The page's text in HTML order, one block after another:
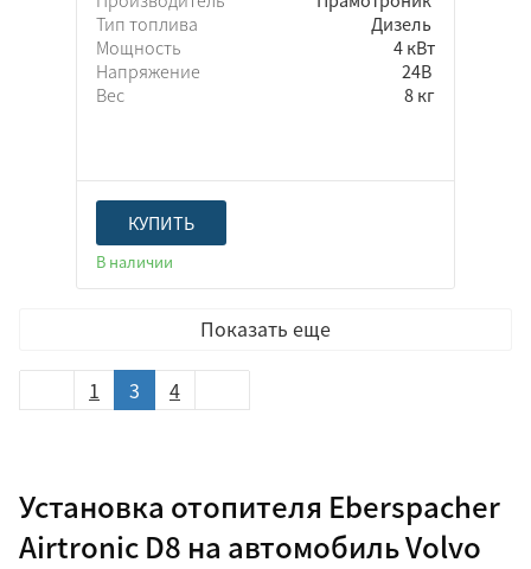
Тип топлива
Дизель
Мощность
4 кВт
Напряжение
24В
Вес
8 кг
КУПИТЬ
В наличии
Показать еще
1 3 4
Установка отопителя Eberspacher
Airtronic D8 на автомобиль Volvo